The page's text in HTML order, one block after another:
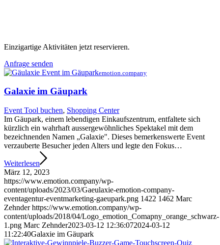
Einzigartige Aktivitäten jetzt reservieren.
Anfrage senden
emotion.company
Galaxie im Gäupark
Event Tool buchen, Shopping Center
Im Gäupark, einem lebendigen Einkaufszentrum, entfaltete sich
kürzlich ein wahrhaft aussergewöhnliches Spektakel mit dem
bezeichnenden Namen „Galaxie". Dieses bemerkenswerte Event
verzauberte Besucher jeden Alters und legte den Fokus…
Weiterlesen
März 12, 2023
https://www.emotion.company/wp-
content/uploads/2023/03/Gaeulaxie-emotion-company-
eventagentur-eventmarketing-gaeupark.png 1422 1462 Marc
Zehnder https://www.emotion.company/wp-
content/uploads/2018/04/Logo_emotion_Comapny_orange_schwarz-
1.png Marc Zehnder2023-03-12 12:36:072024-03-12
11:22:40Galaxie im Gäupark